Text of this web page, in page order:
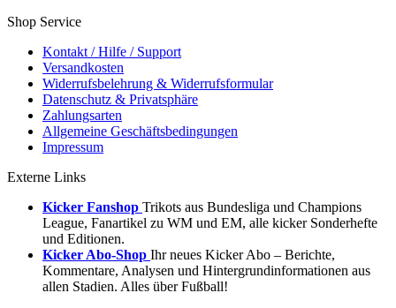
Shop Service
Kontakt / Hilfe / Support
Versandkosten
Widerrufsbelehrung & Widerrufsformular
Datenschutz & Privatsphäre
Zahlungsarten
Allgemeine Geschäftsbedingungen
Impressum
Externe Links
Kicker Fanshop Trikots aus Bundesliga und Champions
League, Fanartikel zu WM und EM, alle kicker Sonderhefte
und Editionen.
Kicker Abo-Shop Ihr neues Kicker Abo – Berichte,
Kommentare, Analysen und Hintergrundinformationen aus
allen Stadien. Alles über Fußball!